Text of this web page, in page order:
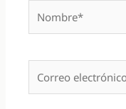
electrónico*